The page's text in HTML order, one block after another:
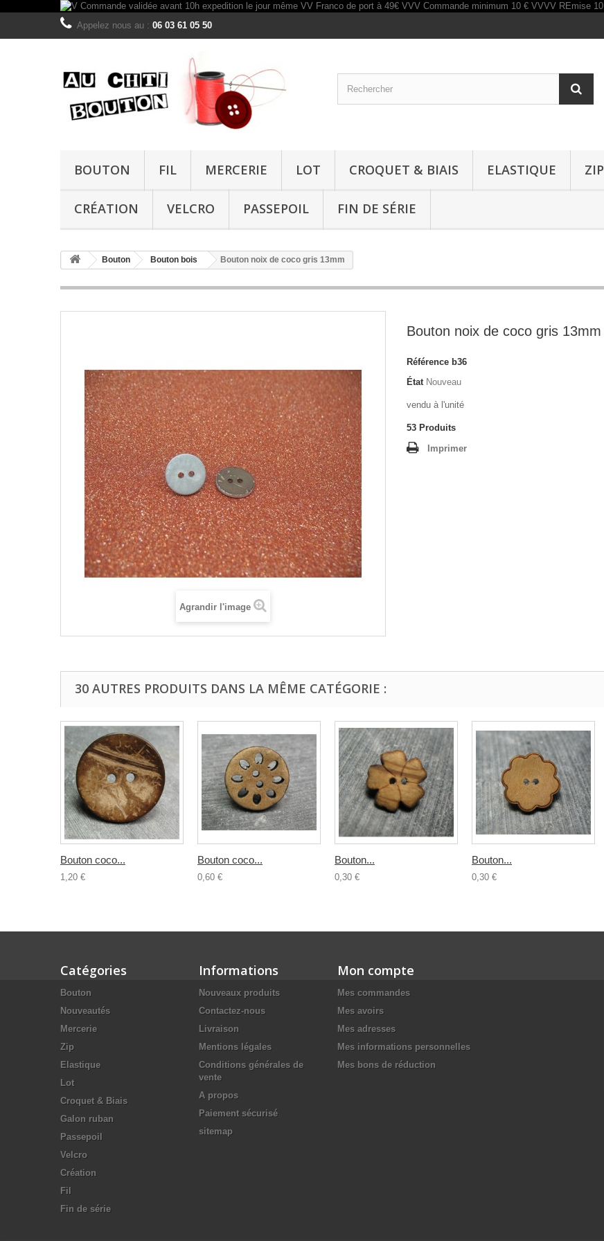
Appelez nous au : 06 03 61 05 50
BOUTON FIL MERCERIE LOT CROQUET & BIAIS ELASTIQUE ZIP
CRÉATION VELCRO PASSEPOIL FIN DE SÉRIE
Bouton Bouton bois Bouton noix de coco gris 13mm
Agrandir l'image
Bouton noix de coco gris 13mm
Référence b36
État Nouveau
vendu à l'unité
53 Produits
Imprimer
30 AUTRES PRODUITS DANS LA MÊME CATÉGORIE :
Bouton coco...
1,20 €
Bouton coco...
0,60 €
Bouton...
0,30 €
Bouton...
0,30 €
Catégories
Bouton
Nouveautés
Mercerie
Zip
Elastique
Lot
Croquet & Biais
Galon ruban
Passepoil
Velcro
Création
Fil
Fin de série
Informations
Nouveaux produits
Contactez-nous
Livraison
Mentions légales
Conditions générales de
vente
A propos
Paiement sécurisé
sitemap
Mon compte
Mes commandes
Mes avoirs
Mes adresses
Mes informations personnelles
Mes bons de réduction